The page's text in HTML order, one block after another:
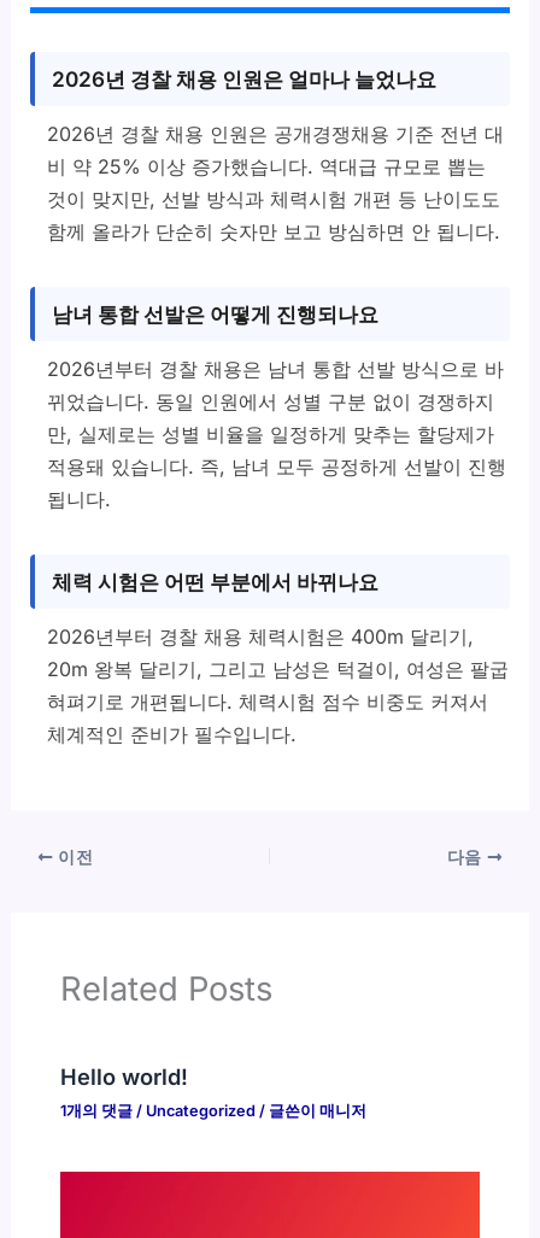
2026년 경찰 채용 인원은 얼마나 늘었나요
2026년 경찰 채용 인원은 공개경쟁채용 기준 전년 대
비 약 25% 이상 증가했습니다. 역대급 규모로 뽑는
것이 맞지만, 선발 방식과 체력시험 개편 등 난이도도
함께 올라가 단순히 숫자만 보고 방심하면 안 됩니다.
남녀 통합 선발은 어떻게 진행되나요
2026년부터 경찰 채용은 남녀 통합 선발 방식으로 바
뀌었습니다. 동일 인원에서 성별 구분 없이 경쟁하지
만, 실제로는 성별 비율을 일정하게 맞추는 할당제가
적용돼 있습니다. 즉, 남녀 모두 공정하게 선발이 진행
됩니다.
체력 시험은 어떤 부분에서 바뀌나요
2026년부터 경찰 채용 체력시험은 400m 달리기,
20m 왕복 달리기, 그리고 남성은 턱걸이, 여성은 팔굽
혀펴기로 개편됩니다. 체력시험 점수 비중도 커져서
체계적인 준비가 필수입니다.
이전 다음
Related Posts
Hello world!
1개의 댓글 / Uncategorized / 글쓴이 매니저